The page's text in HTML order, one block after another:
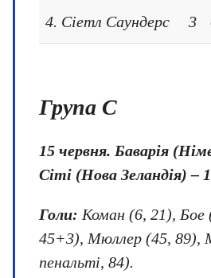
4. Сіетл Саундерс 3
Група C
15 червня. Баварія
Сіті (Нова Зеландія) –
Голи: Коман (6, 21), Бое
45+3), Мюллер (45, 89),
пенальті, 84).